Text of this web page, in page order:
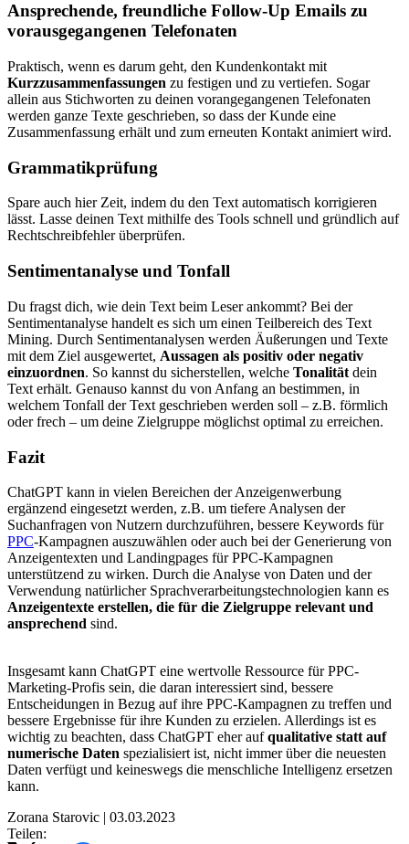
Ansprechende, freundliche Follow-Up Emails zu
vorausgegangenen Telefonaten
Praktisch, wenn es darum geht, den Kundenkontakt mit
Kurzzusammenfassungen zu festigen und zu vertiefen. Sogar
allein aus Stichworten zu deinen vorangegangenen Telefonaten
werden ganze Texte geschrieben, so dass der Kunde eine
Zusammenfassung erhält und zum erneuten Kontakt animiert wird.
Grammatikprüfung
Spare auch hier Zeit, indem du den Text automatisch korrigieren
lässt. Lasse deinen Text mithilfe des Tools schnell und gründlich auf
Rechtschreibfehler überprüfen.
Sentimentanalyse und Tonfall
Du fragst dich, wie dein Text beim Leser ankommt? Bei der
Sentimentanalyse handelt es sich um einen Teilbereich des Text
Mining. Durch Sentimentanalysen werden Äußerungen und Texte
mit dem Ziel ausgewertet, Aussagen als positiv oder negativ
einzuordnen. So kannst du sicherstellen, welche Tonalität dein
Text erhält. Genauso kannst du von Anfang an bestimmen, in
welchem Tonfall der Text geschrieben werden soll – z.B. förmlich
oder frech – um deine Zielgruppe möglichst optimal zu erreichen.
Fazit
ChatGPT kann in vielen Bereichen der Anzeigenwerbung
ergänzend eingesetzt werden, z.B. um tiefere Analysen der
Suchanfragen von Nutzern durchzuführen, bessere Keywords für
PPC-Kampagnen auszuwählen oder auch bei der Generierung von
Anzeigentexten und Landingpages für PPC-Kampagnen
unterstützend zu wirken. Durch die Analyse von Daten und der
Verwendung natürlicher Sprachverarbeitungstechnologien kann es
Anzeigentexte erstellen, die für die Zielgruppe relevant und
ansprechend sind.
Insgesamt kann ChatGPT eine wertvolle Ressource für PPC-
Marketing-Profis sein, die daran interessiert sind, bessere
Entscheidungen in Bezug auf ihre PPC-Kampagnen zu treffen und
bessere Ergebnisse für ihre Kunden zu erzielen. Allerdings ist es
wichtig zu beachten, dass ChatGPT eher aufqualitative statt auf
numerische Daten spezialisiert ist, nicht immer über die neuesten
Daten verfügt und keineswegs die menschliche Intelligenz ersetzen
kann.
Zorana Starovic | 03.03.2023
Teilen: